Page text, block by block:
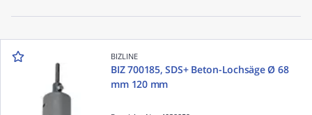
BIZLINE
BIZ 700185, SDS+ Beton-Lochsäge Ø 68
mm 120 mm